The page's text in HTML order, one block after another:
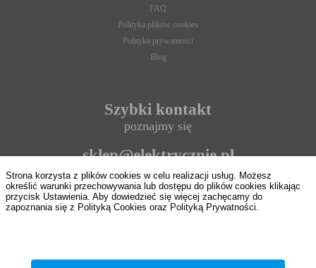
Strona korzysta z plików cookies w celu realizacji usług. Możesz
określić warunki przechowywania lub dostępu do plików cookies klikając
przycisk Ustawienia. Aby dowiedzieć się więcej zachęcamy do
zapoznania się z Polityką Cookies oraz Polityką Prywatności.
FAQ
Polityka plików cookies
Polityka prywatności
Blog
Szybki kontakt
poznajmy się
sklep@elektrycznie.pl
693 897 124